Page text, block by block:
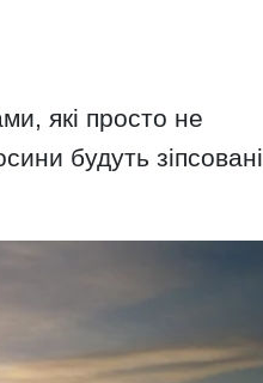
які просто не
будуть зіпсовані